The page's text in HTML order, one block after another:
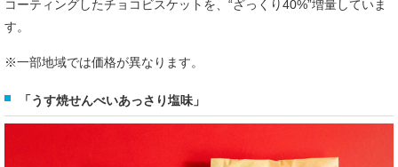
コーティングしたチョコビスケットを、“ざっくり40%”増量していま
す。
※一部地域では価格が異なります。
「うす焼せんべいあっさり塩味」